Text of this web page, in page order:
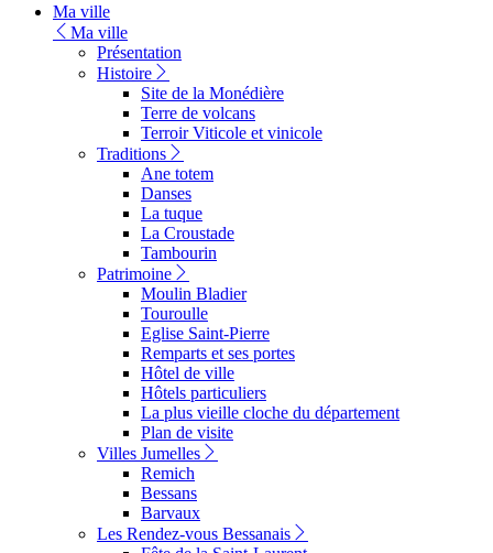
vers
Ma ville
Ma ville
Présentation
Histoire
Site de la Monédière
Terre de volcans
Terroir Viticole et vinicole
Traditions
Ane totem
Danses
La tuque
La Croustade
Tambourin
Patrimoine
Moulin Bladier
Touroulle
Eglise Saint-Pierre
Remparts et ses portes
Hôtel de ville
Hôtels particuliers
La plus vieille cloche du département
Plan de visite
Villes Jumelles
Remich
Bessans
Barvaux
Les Rendez-vous Bessanais